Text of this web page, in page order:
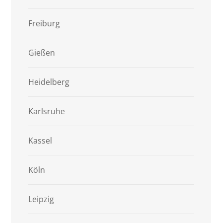
Freiburg
Gießen
Heidelberg
Karlsruhe
Kassel
Köln
Leipzig